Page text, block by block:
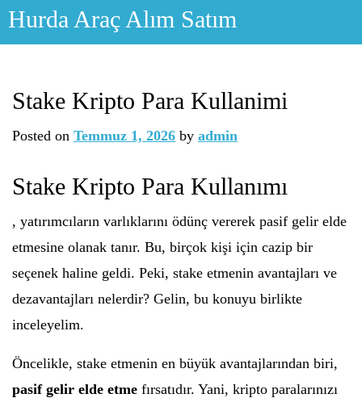
Skip
Hurda Araç Alım Satım
Stake Kripto Para Kullanimi
Posted on Temmuz 1, 2026 by admin
Stake Kripto Para Kullanımı
, yatırımcıların varlıklarını ödünç vererek pasif gelir elde
etmesine olanak tanır. Bu, birçok kişi için cazip bir
seçenek haline geldi. Peki, stake etmenin avantajları ve
dezavantajları nelerdir? Gelin, bu konuyu birlikte
inceleyelim.
Öncelikle, stake etmenin en büyük avantajlarından biri,
pasif gelir elde etme fırsatıdır. Yani, kripto paralarınızı